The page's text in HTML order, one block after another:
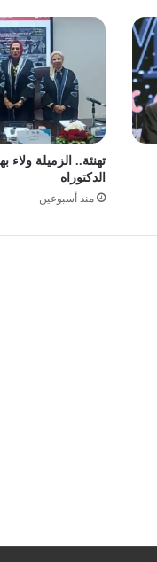
تهنئة.. الزميلة
الدكتوراه
منذ أسبوعين